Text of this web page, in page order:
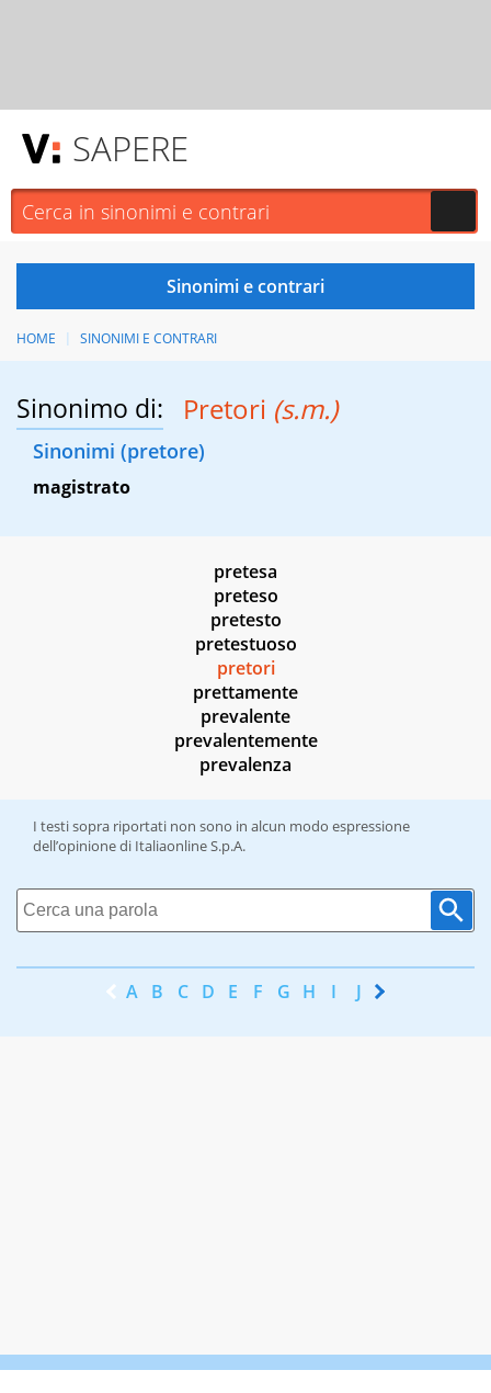
SAPERE
HOME SINONIMI E CONTRARI
Sinonimo di: Pretori (s.m.)
Sinonimi (pretore)
magistrato
pretesa
preteso
pretesto
pretestuoso
pretori
prettamente
prevalente
prevalentemente
prevalenza
I testi sopra riportati non sono in alcun modo espressione
dell’opinione di Italiaonline S.p.A.
A B C D E F G H I J K